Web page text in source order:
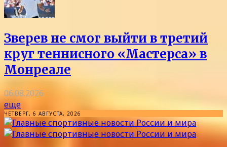
Зверев не смог выйти в третий
круг теннисного «Мастерса» в
Монреале
06.08.2026
еще
ЧЕТВЕРГ, 6 АВГУСТА, 2026